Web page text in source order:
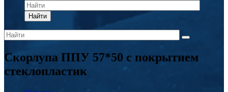
Найти
Скорлупа ППУ 57*50 с покрытием
стеклопластик